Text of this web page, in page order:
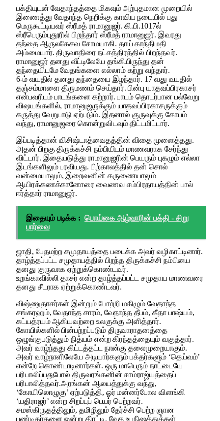
பக்தியுடன் வேதாந்தத்தை மிகவும் அற்புதமான முறையில்
இணைத்து வேதாந்த நெறிக்கு காவிய நடையில் புது
மெருகூட்டியவர் ஸ்ரீமத் ராமானுஜர். கி.பி.1017ல்
ஸ்ரீபெரும்புதூரில் பிறந்தார் ஸ்ரீமத் ராமானுஜர். இவரது
தந்தை ஆருலகேசவ சோமயாகி. தாய் காந்திமதி
அம்மையார். திருவாதிரை நட்சத்திரத்தில் பிறந்தவர்.
ராமானுஜர் தனது வீட்டிலேயே தங்கியிருந்து தன்
தந்தையிடமே வேதங்களை எல்லாம் கற்று வந்தார்.
6-ம் வயதில் தனது தந்தையை இழந்தார். 17 வது வயதில்
தஞ்சம்மாளை திருமணம் செய்தார். பின்பு யாதவப்பிரகாசர்
என்பவரிடம் பாடங்களை கற்றார். பாடம் தொடர்பான பல்வேறு
விஷயங்களில், ராமானுஜருக்கும் யாதவப்பிரகாசருக்கும்
கருத்து வேறுபாடு ஏற்படும். இதனால் குருவுக்கு கோபம்
வந்து, ராமானுஜரை கொன்றுவிடவும் திட்டமிட்டார்.
இப்படித்தான் விசிஷ்டாத்வைதத்தின் விதை முளைத்தது.
அதன் பிறகு திருக்கச்சி நம்பியிடம் மாணவராக சேர்ந்து
விட்டார். இதையடுத்து ராமானுஜரின் பெயரும் புகழும் எல்லா
இடங்களிலும் பரவியது. பிற்காலத்தில் தன் சொல்
வன்மையாலும், இறைவனின் கருணையாலும்
ஆயிரக்கணக்கானோரை வைணவ சம்பிரதாயத்தின் பால்
ஈர்த்தார் ராமானுஜர்.
இதையும் படிக்க : பொய்கை ஆழ்வாரின் பக்தி - சிறு
பார்வை
ஜாதி, பேதமற்ற சமுதாயத்தை படைக்க அவர் வழிகாட்டினார்.
தாழ்த்தப்பட்ட சமுதாயத்தில் பிறந்த திருக்கச்சி நம்பியை
தனது குருவாக ஏற்றுக்கொண்டவர்.
உறங்காவில்லி தாசர் என்ற தாழ்த்தப்பட்ட சமுதாய மாணவரை
தனது சீடராக ஏற்றுக்கொண்டவர்.
விஷ்ணுதாசர்கள் இன்றும் போற்றி மகிழும் வேதாந்த
சங்கரஹம், வேதாந்த சாரம், வேதாந்த தீபம், கீதா பாஷ்யம்,
கட்யத்ரயம் ஆகியவற்றை உலகுக்கு அளித்தார்.
கோயில்களில் பின்பற்றப்படும் திருவாராதனத்தை
ஒழுங்குபடுத்தும் நித்யம் என்ற கிரந்தத்தையும் வகுத்தார்.
அவர் வாழ்ந்தது கிட்டத்தட்ட நான்கு தலைமுறையாகும்.
அவர் வாழ்நாளிலேயே அடியார்களும் பக்தர்களும் ‘தெய்வம்’
என்றே கொண்டாடினார்கள். ஒரு மாபெரும் நாட்டையே
பரிபாலிப்பதுபோல் திருவரங்கனின் சாம்ராஜ்யத்தைப்
பரிபாலித்தவர்.அரங்கன் ஆலயத்துக்கு வந்து,
‘கோயிலொழுகு’ ஏற்படுத்தி, ஓர் மன்னர்போல விளங்கி
‘யதிராஜர்’ என்ற சிறப்புப் பெயர் பெற்றவர்.
சமஸ்கிருதத்திலும், தமிழிலும் தேர்ச்சி பெற்ற ஞான
பண்டிதர்களை ஒன்று திரட்டி, வேத உபநிஷத்துக்கள்